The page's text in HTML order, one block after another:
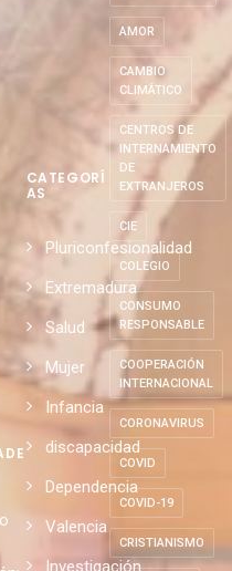
CATEGORÍ
Pluriconfesionalidad
Extremadura
Salud
Mujer
Infancia
discapacidad
Dependencia
2030
ALIMENTACIÓN
SOSTENIBLE
AMOR
CAMBIO
CLIMÁTICO
CENTROS DE
INTERNAMIENTO
DE
EXTRANJEROS
CIE
COLEGIO
CONSUMO
RESPONSABLE
COOPERACIÓN
INTERNACIONAL
CORONAVIRUS
COVID